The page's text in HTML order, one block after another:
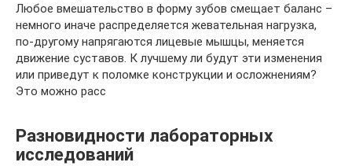
Любое вмешательство в форму зубов смещает баланс –
немного иначе распределяется жевательная нагрузка,
по-другому напрягаются лицевые мышцы, меняется
движение суставов. К лучшему ли будут эти изменения
или приведут к поломке конструкции и осложнениям?
Это можно расс
Разновидности лабораторных
исследований